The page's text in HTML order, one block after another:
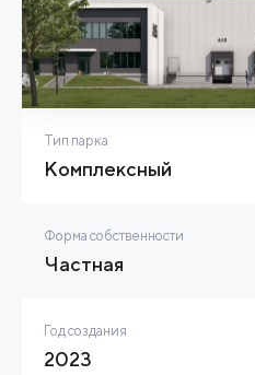
Тип парка
Комплексный
Форма собственности
Частная
Год создания
2023